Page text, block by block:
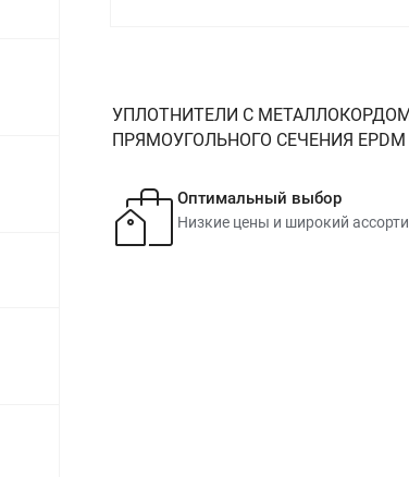
УПЛОТНИТЕЛИ С
ПРЯМОУГОЛЬНОГО СЕЧЕНИЯ
Оптимальный выбор
Низкие цены и широкий